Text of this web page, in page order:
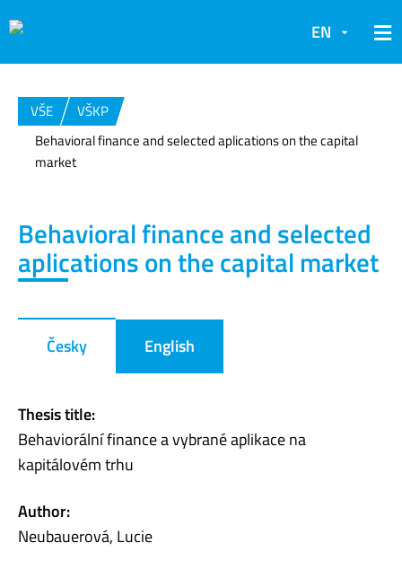
EN
VŠE
VŠKP
Behavioral finance and selected aplications on the capital
market
Behavioral finance and selected
aplications on the capital market
Česky English
Thesis title:
Behaviorální finance a vybrané aplikace na
kapitálovém trhu
Author:
Neubauerová, Lucie